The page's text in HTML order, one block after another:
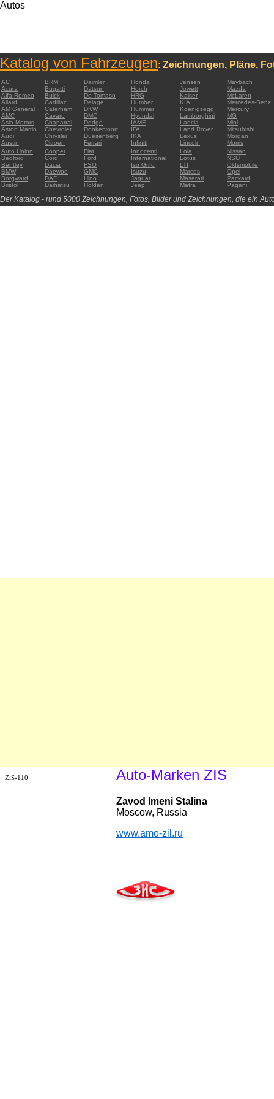
Autos
Katalog von Fahrzeugen: Zeichnungen, Pläne,
:
AC
BRM Daimler Honda Jensen
Maybach
Acura
Bugatti Datsun Horch Jowett
Mazda
Alfa Romeo
Buick De Tomaso HRG Kaiser
McLaren
Allard
Cadillac Delage Humber KIA
Mercedes-Benz
AM General
Caterham DKW Hummer Koenigsegg
Mercury
AMC
Cavaro DMC Hyundai Lamborghini
MG
Asia Motors
Chaparral Dodge IAME Lancia
Mini
Aston Martin
Chevrolet Donkervoort IFA Land Rover
Mitsubishi
Audi
Chrysler Duesenberg IKA Lexus
Morgan
Austin
Citroen Ferrari Infiniti Lincoln
Morris
Auto Union
Cooper Fiat Innocenti Lola
Nissan
Bedford
Cord Ford International Lotus
NSU
Bentley
Dacia FSO Iso Grifo LTI
Oldsmobile
BMW
Daewoo GMC Isuzu Marcos
Opel
Borgward
DAF Hino Jaguar Maserati
Packard
Bristol
Daihatsu Holden Jeep Matra Pagani
Der Katalog - rund 5000 Zeichnungen, Fotos, Bilder und Zeichnungen, die ein
ZiS-110 Auto-Marken ZIS
Zavod Imeni Stalina
Moscow, Russia
www.amo-zil.ru